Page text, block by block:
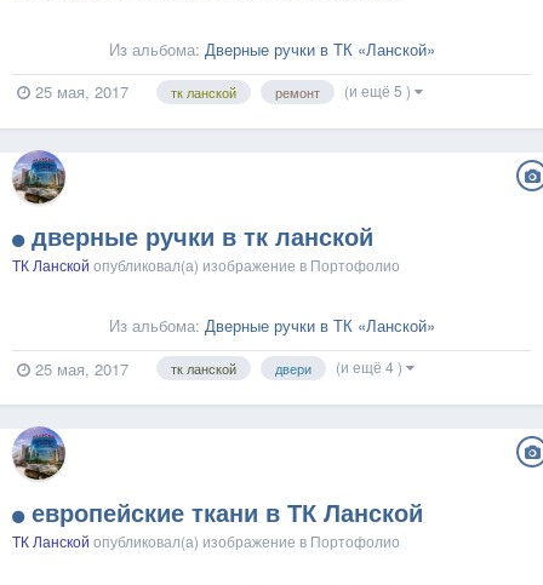
Из альбома: Дверные ручки в ТК «Ланской»
25 мая, 2017
тк ланской ремонт (и ещё 5 )
дверные ручки в тк ланской
ТК Ланской опубликовал(а) изображение в Портофолио
Из альбома: Дверные ручки в ТК «Ланской»
25 мая, 2017
тк ланской двери (и ещё 4 )
европейские ткани в ТК Ланской
ТК Ланской опубликовал(а) изображение в Портофолио